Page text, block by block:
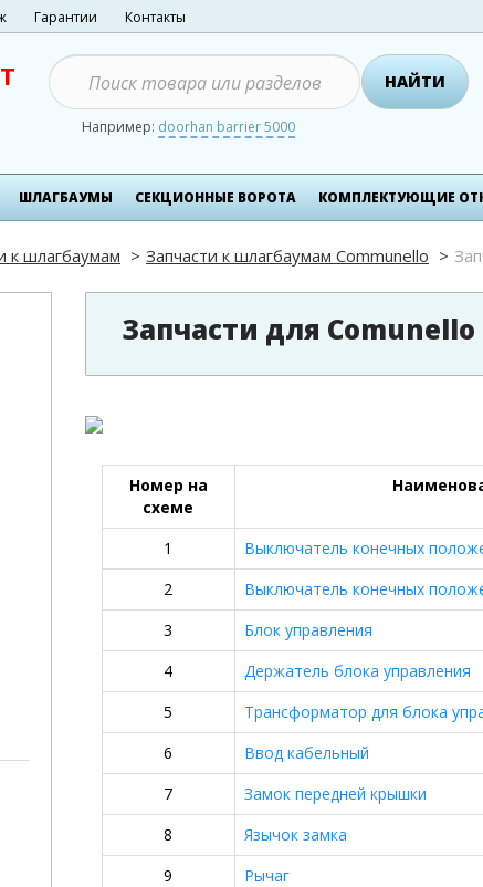
Гарантии Контакты
НАЙТИ
Например: doorhan barrier 5000
ШЛАГБАУМЫ СЕКЦИОННЫЕ ВОРОТА КОМПЛЕКТУЮЩИЕ
к шлагбаумам Запчасти к шлагбаумам Communello
Запчасти для Comunello
Номер на
схеме
1 Выключатель конечных
2
Выключатель конечных
3
Блок управления
4
Держатель блока управления
5
Трансформатор для блока
6
Ввод кабельный
7
Замок передней крышки
8
Язычок замка
9
Рычаг